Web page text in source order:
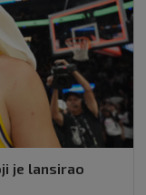
je lansirao